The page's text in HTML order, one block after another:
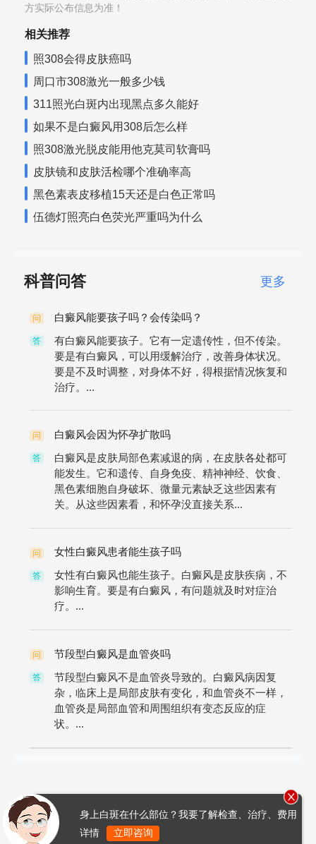
方实际公布信息为准！
相关推荐
照308会得皮肤癌吗
周口市308激光一般多少钱
311照光白斑内出现黑点多久能好
如果不是白癜风用308后怎么样
照308激光脱皮能用他克莫司软膏吗
皮肤镜和皮肤活检哪个准确率高
黑色素表皮移植15天还是白色正常吗
伍德灯照亮白色荧光严重吗为什么
科普问答 更多
问 白癜风能要孩子吗？会传染吗？
答
有白癜风能要孩子。它有一定遗传性，但不传染。
要是有白癜风，可以用缓解治疗，改善身体状况。
要是不及时调整，对身体不好，得根据情况恢复和
治疗。...
问 白癜风会因为怀孕扩散吗
答
白癜风是皮肤局部色素减退的病，在皮肤各处都可
能发生。它和遗传、自身免疫、精神神经、饮食、
黑色素细胞自身破坏、微量元素缺乏这些因素有
关。从这些因素看，和怀孕没直接关系...
问 女性白癜风患者能生孩子吗
答
女性有白癜风也能生孩子。白癜风是皮肤疾病，不
影响生育。要是有白癜风，有问题就及时对症治
疗。...
问 节段型白癜风是血管炎吗
答
节段型白癜风不是血管炎导致的。白癜风病因复
杂，临床上是局部皮肤有变化，和血管炎不一样，
血管炎是局部血管和周围组织有变态反应的症
状。...
身上白斑在什么部位？我要了解检查、治疗、费用
详情
立即咨询